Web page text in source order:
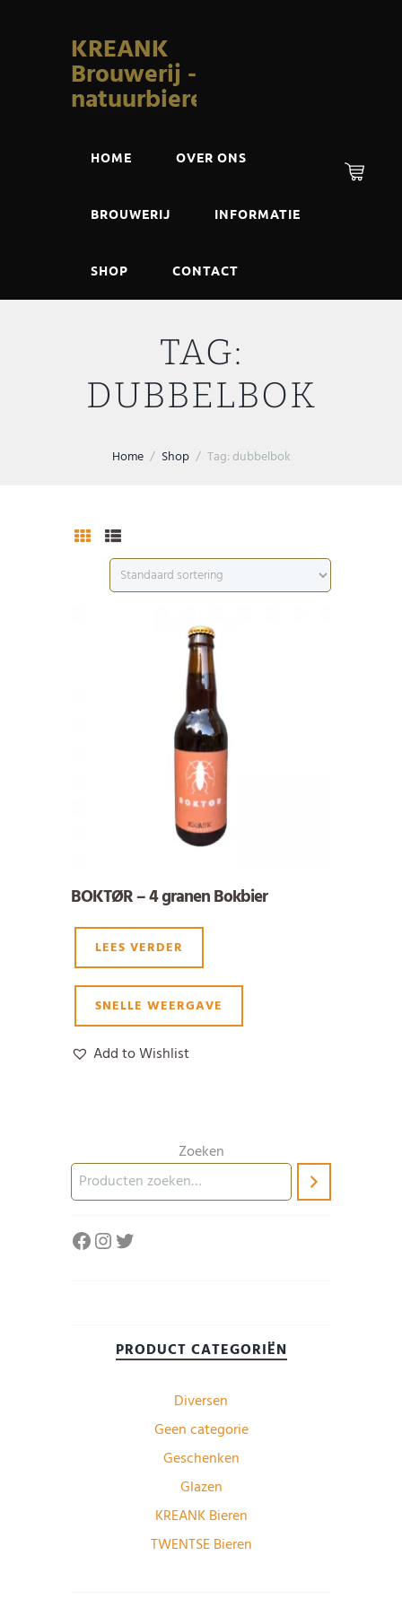
KREANK
Brouwerij -
natuurbieren
HOME OVER ONS
BROUWERIJ INFORMATIE
SHOP CONTACT
TAG:
DUBBELBOK
Home Shop Tag: dubbelbok
BOKTØR – 4 granen Bokbier
LEES VERDER
SNELLE WEERGAVE
Add to Wishlist
Zoeken
Facebook
Instagram
Twitter
PRODUCT CATEGORIËN
Diversen
Geen categorie
Geschenken
Glazen
KREANK Bieren
TWENTSE Bieren